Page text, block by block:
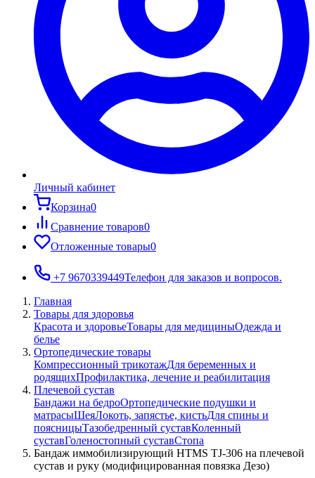
Личный кабинет
Корзина0
Сравнение товаров0
Отложенные товары0
+7 9670339449Телефон для заказов и вопросов.
Главная
Товары для здоровья
Красота и здоровьеТовары для медициныОдежда и
белье
Ортопедические товары
Компрессионный трикотажДля беременных и
родящихПрофилактика, лечение и реабилитация
Плечевой сустав
Бандажи на бедроОртопедические подушки и
матрасыШеяЛокоть, запястье, кистьДля спины и
поясницыТазобедренный суставКоленный
суставГоленостопный суставСтопа
Бандаж иммобилизирующий HTMS TJ-306 на плечевой
сустав и руку (модифицированная повязка Дезо)